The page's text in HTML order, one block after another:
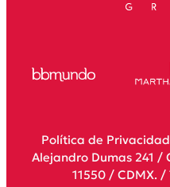
Política de Privacidad
Alejandro Dumas 241 /
11550 / CDMX. /